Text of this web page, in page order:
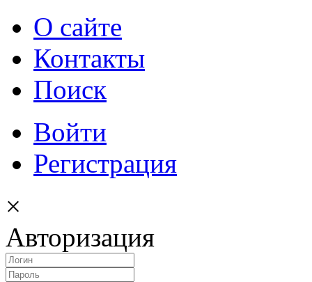
О сайте
Контакты
Поиск
Войти
Регистрация
×
Авторизация